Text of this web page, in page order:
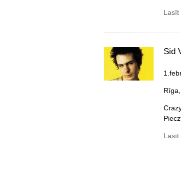
Lasīt
Sid
Lasīt